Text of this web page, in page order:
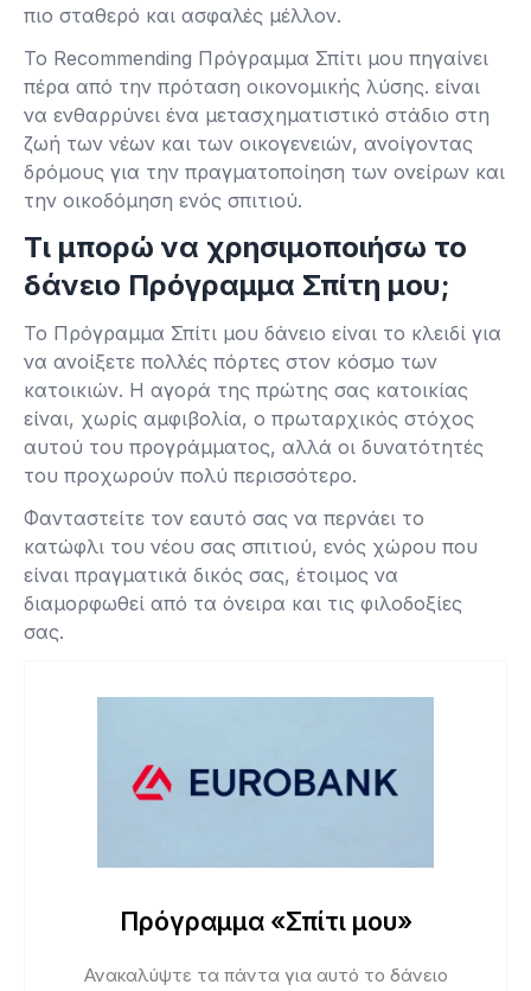
πιο σταθερό και ασφαλές μέλλον.
Το Recommending Πρόγραμμα Σπίτι μου πηγαίνει
πέρα ​​από την πρόταση οικονομικής λύσης. είναι
να ενθαρρύνει ένα μετασχηματιστικό στάδιο στη
ζωή των νέων και των οικογενειών, ανοίγοντας
δρόμους για την πραγματοποίηση των ονείρων και
την οικοδόμηση ενός σπιτιού.
Τι μπορώ να χρησιμοποιήσω το
δάνειο Πρόγραμμα Σπίτη μου;
Το Πρόγραμμα Σπίτι μου δάνειο είναι το κλειδί για
να ανοίξετε πολλές πόρτες στον κόσμο των
κατοικιών. Η αγορά της πρώτης σας κατοικίας
είναι, χωρίς αμφιβολία, ο πρωταρχικός στόχος
αυτού του προγράμματος, αλλά οι δυνατότητές
του προχωρούν πολύ περισσότερο.
Φανταστείτε τον εαυτό σας να περνάει το
κατώφλι του νέου σας σπιτιού, ενός χώρου που
είναι πραγματικά δικός σας, έτοιμος να
διαμορφωθεί από τα όνειρα και τις φιλοδοξίες
σας.
Πρόγραμμα «Σπίτι μου»
Ανακαλύψτε τα πάντα για αυτό το δάνειο